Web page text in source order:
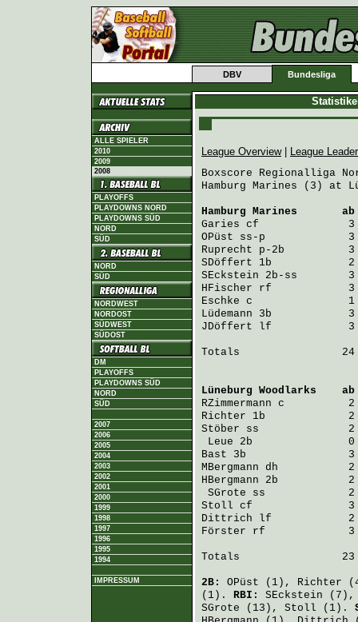
DBV Bundesliga
ALLE SPIELER
2010
2009
2008
PLAYOFFS
PLAYDOWNS NORD
PLAYDOWNS SÜD
NORD
SÜD
NORD
SÜD
NORDWEST
NORDOST
SÜDWEST
SÜDOST
DM
PLAYOFFS
PLAYDOWNS SÜD
NORD
SÜD
2007
2006
2005
2004
2003
2002
2001
2000
1999
1998
1997
1996
1995
1994
IMPRESSUM
League Overview|
League
Boxscore Regionalliga
Hamburg Marines (3) at
Hamburg Marines
ab
Garies cf              3
OPüst ss-p             3
Ruprecht p-2b          3
SDöffert 1b            2
SEckstein 2b-ss        3
HFischer rf            3
Eschke c               1
Lüdemann 3b            3
JDöffert lf            3
Totals                24
Lüneburg Woodlarks
ab
RZimmermann c          2
Richter 1b             2
Stöber ss              2
Leue 2b               0
Bast 3b                3
MBergmann dh           2
HBergmann 2b           2
SGrote ss             2
Stoll cf               3
Dittrich lf            2
Förster rf             3
Totals                23
2B: OPüst (1), Richter
(1). RBI: SEckstein
SGrote (13), Stoll (1).